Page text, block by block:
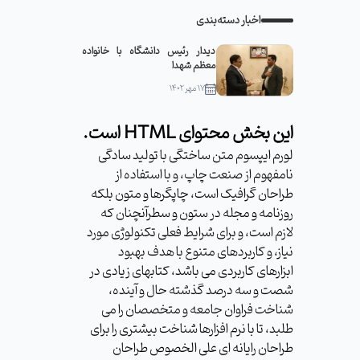
اخبار دسته‌بندی
دیدار رئیس دانشگاه با خانواده
معظم شهدا
۱۷ مهر ۱۴۰۲
این بخش محتوای HTML است.
لورم ایپسوم متن ساختگی با تولید سادگی
نامفهوم از صنعت چاپ، و با استفاده از
طراحان گرافیک است، چاپگرها و متون بلکه
روزنامه و مجله در ستون و سطرآنچنان که
لازم است، و برای شرایط فعلی تکنولوژی مورد
نیاز، و کاربردهای متنوع با هدف بهبود
ابزارهای کاربردی می باشد، کتابهای زیادی در
شصت و سه درصد گذشته حال و آینده،
شناخت فراوان جامعه و متخصصان را می
طلبد، تا با نرم افزارها شناخت بیشتری را برای
طراحان رایانه ای علی الخصوص طراحان